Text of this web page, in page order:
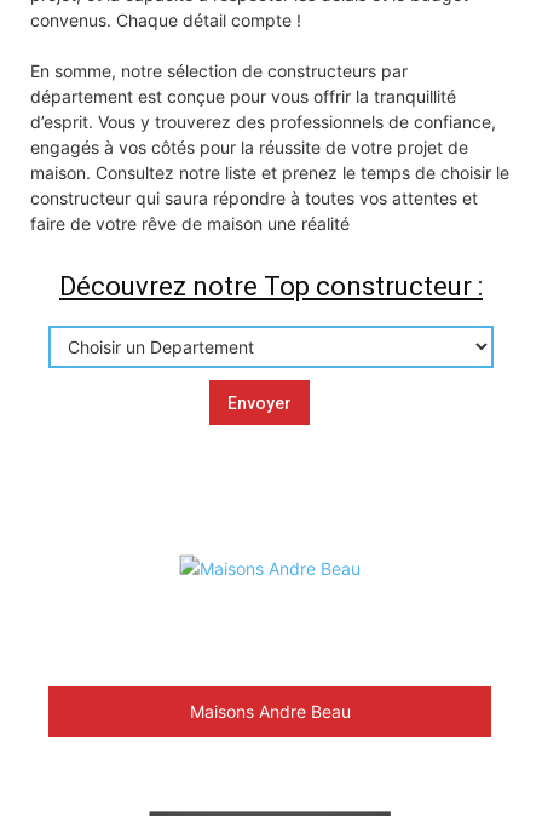
convenus. Chaque détail compte !
En somme, notre sélection de constructeurs par
département est conçue pour vous offrir la tranquillité
d’esprit. Vous y trouverez des professionnels de confiance,
engagés à vos côtés pour la réussite de votre projet de
maison. Consultez notre liste et prenez le temps de choisir le
constructeur qui saura répondre à toutes vos attentes et
faire de votre rêve de maison une réalité
Découvrez notre Top constructeur :
Maisons Andre Beau